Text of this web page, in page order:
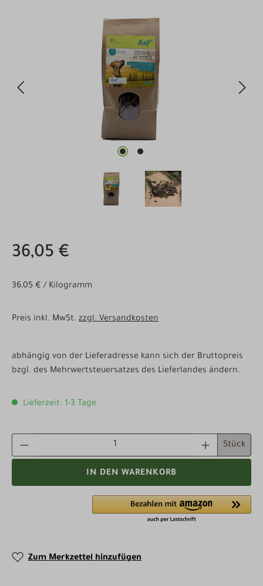
Bildergalerie überspringen
36,05 €
36,05 € / Kilogramm
Preis inkl. MwSt. zzgl. Versandkosten
abhängig von der Lieferadresse kann sich der Bruttopreis
bzgl. des Mehrwertsteuersatzes des Lieferlandes ändern.
Lieferzeit: 1-3 Tage
PRODUKT ANZAHL: GIB DEN Stück
IN DEN WARENKORB
Zum Merkzettel hinzufügen